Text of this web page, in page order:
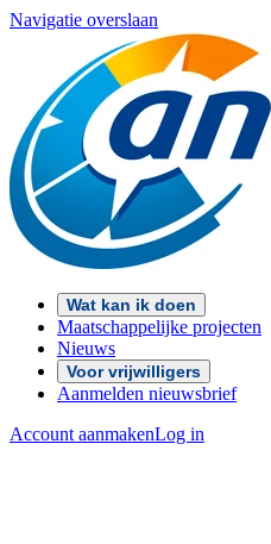
Navigatie overslaan
Wat kan ik doen
Maatschappelijke projecten
Nieuws
Voor vrijwilligers
Aanmelden nieuwsbrief
Account aanmakenLog in